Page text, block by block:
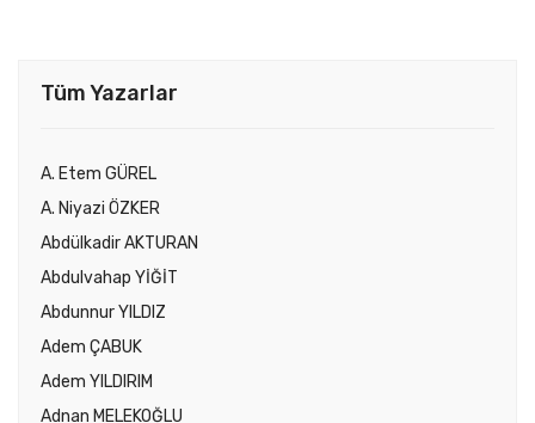
Tüm Yazarlar
A. Etem GÜREL
A. Niyazi ÖZKER
Abdülkadir AKTURAN
Abdulvahap YİĞİT
Abdunnur YILDIZ
Adem ÇABUK
Adem YILDIRIM
Adnan MELEKOĞLU